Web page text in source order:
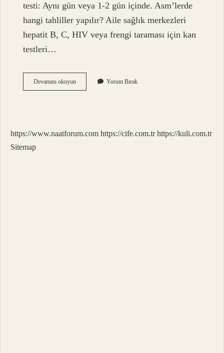
testi: Aynı gün veya 1-2 gün içinde. Asm’lerde
hangi tahliller yapılır? Aile sağlık merkezleri
hepatit B, C, HIV veya frengi taraması için kan
testleri…
Devamını okuyunSağlık
Ocağı
Yorum Bırak
https://www.naatforum.com https://cife.com.tr https://kuli.com.tr
Sitemap